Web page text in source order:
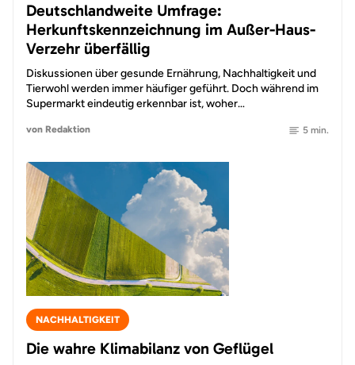
Deutschlandweite Umfrage:
Herkunftskennzeichnung im Außer-Haus-
Verzehr überfällig
Diskussionen über gesunde Ernährung, Nachhaltigkeit und
Tierwohl werden immer häufiger geführt. Doch während im
Supermarkt eindeutig erkennbar ist, woher…
von Redaktion 5 min.
NACHHALTIGKEIT
Die wahre Klimabilanz von Geflügel